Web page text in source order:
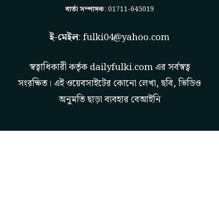
বার্তা সম্পাদক: 01711-645019
ই-মেইল: fulki04@yahoo.com
স্বত্বাধিকারী কর্তৃক dailyfulki.comএর সর্বস্বত্ব
সংরক্ষিত। এই ওয়েবসাইটের কোনো লেখা, ছবি, ভিডিও
অনুমতি ছাড়া ব্যবহার বেআইনি